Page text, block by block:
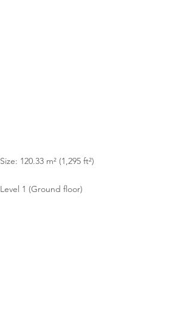
Size: 120.33 m² (1,295 ft²)
Level 1 (Ground floor)